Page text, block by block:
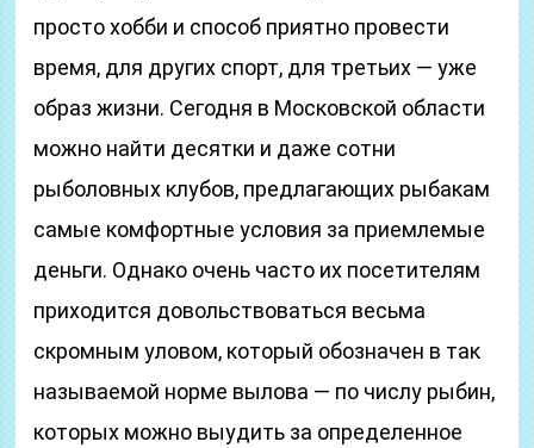
просто хобби и способ приятно провести
время, для других спорт, для третьих — уже
образ жизни. Сегодня в Московской области
можно найти десятки и даже сотни
рыболовных клубов, предлагающих рыбакам
самые комфортные условия за приемлемые
деньги. Однако очень часто их посетителям
приходится довольствоваться весьма
скромным уловом, который обозначен в так
называемой норме вылова — по числу рыбин,
которых можно выудить за определенное